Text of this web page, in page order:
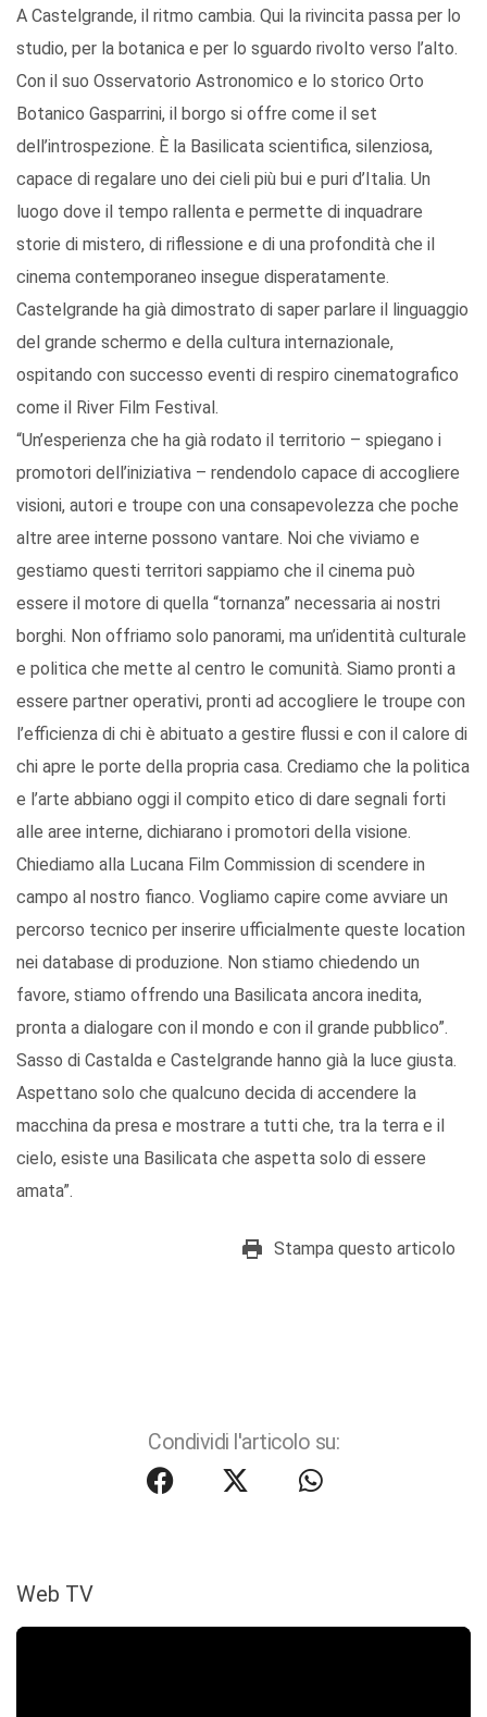
A Castelgrande, il ritmo cambia. Qui la rivincita passa per lo
studio, per la botanica e per lo sguardo rivolto verso l’alto.
Con il suo Osservatorio Astronomico e lo storico Orto
Botanico Gasparrini, il borgo si offre come il set
dell’introspezione. È la Basilicata scientifica, silenziosa,
capace di regalare uno dei cieli più bui e puri d’Italia. Un
luogo dove il tempo rallenta e permette di inquadrare
storie di mistero, di riflessione e di una profondità che il
cinema contemporaneo insegue disperatamente.
Castelgrande ha già dimostrato di saper parlare il linguaggio
del grande schermo e della cultura internazionale,
ospitando con successo eventi di respiro cinematografico
come il River Film Festival.
“Un’esperienza che ha già rodato il territorio – spiegano i
promotori dell’iniziativa – rendendolo capace di accogliere
visioni, autori e troupe con una consapevolezza che poche
altre aree interne possono vantare. Noi che viviamo e
gestiamo questi territori sappiamo che il cinema può
essere il motore di quella “tornanza” necessaria ai nostri
borghi. Non offriamo solo panorami, ma un’identità culturale
e politica che mette al centro le comunità. Siamo pronti a
essere partner operativi, pronti ad accogliere le troupe con
l’efficienza di chi è abituato a gestire flussi e con il calore di
chi apre le porte della propria casa. Crediamo che la politica
e l’arte abbiano oggi il compito etico di dare segnali forti
alle aree interne, dichiarano i promotori della visione.
Chiediamo alla Lucana Film Commission di scendere in
campo al nostro fianco. Vogliamo capire come avviare un
percorso tecnico per inserire ufficialmente queste location
nei database di produzione. Non stiamo chiedendo un
favore, stiamo offrendo una Basilicata ancora inedita,
pronta a dialogare con il mondo e con il grande pubblico”.
Sasso di Castalda e Castelgrande hanno già la luce giusta.
Aspettano solo che qualcuno decida di accendere la
macchina da presa e mostrare a tutti che, tra la terra e il
cielo, esiste una Basilicata che aspetta solo di essere
amata”.
Stampa questo articolo
Condividi l'articolo su:
Web TV